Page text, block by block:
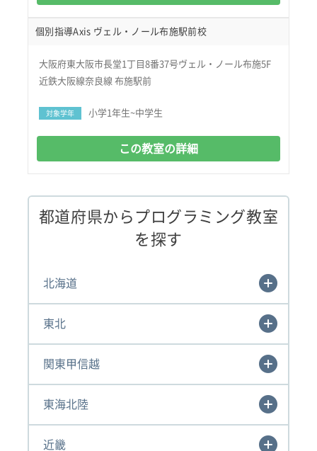
個別指導Axis ヴェル・ノール布施駅前校
大阪府東大阪市長堂1丁目8番37号ヴェル・ノール布施5F
近鉄大阪線奈良線 布施駅前
対象学年 小学1年生~中学生
この教室の詳細
都道府県からプログラミング教室
を探す
北海道
東北
関東甲信越
東海北陸
近畿